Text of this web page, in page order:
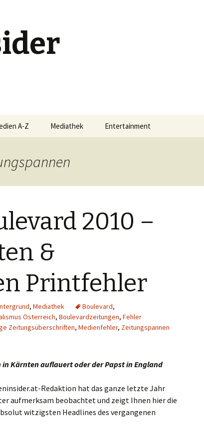
Serie
A-Z Mediathek Entertainment
Gametipps
2010 –
&
Printfehler
, Mediathek Boulevard,
Österreich, Boulevardzeitungen, Fehler
Zeitungsüberschriften, Medienfehler, Zeitungspannen
in Kärnten auflauert oder der Papst in England
Redaktion hat das ganze letzte Jahr
aufmerksam beobachtet und zeigt Ihnen hier die
witzigsten Headlines des vergangenen
– Die lustigsten & peinlichsten Printfehler